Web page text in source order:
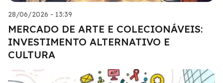
28/06/2026 - 13:39
MERCADO DE ARTE E COLECIONÁVEIS:
INVESTIMENTO ALTERNATIVO E
CULTURA